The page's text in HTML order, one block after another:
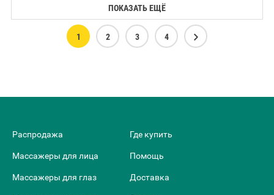
ПОКАЗАТЬ ЕЩЁ
1 2 3 4
Распродажа
Массажеры для лица
Массажеры для глаз
Где купить
Помощь
Доставка